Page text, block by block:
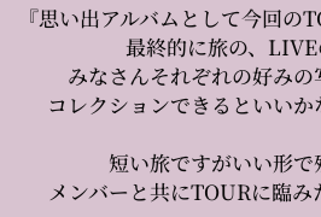
『思い出アルバムとして今回の
最終的に旅の、
みなさんそれぞれの好み
コレクションできるといい
短い旅ですがいい形
メンバーと共にTOURに臨